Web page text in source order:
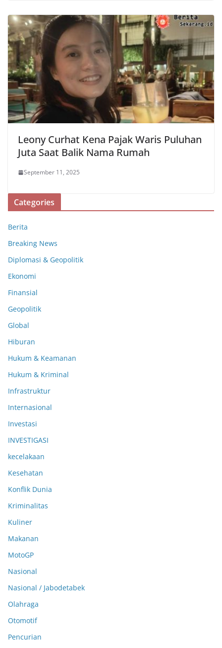
Leony Curhat Kena Pajak Waris Puluhan
Juta Saat Balik Nama Rumah
September 11, 2025
Categories
Berita
Breaking News
Diplomasi & Geopolitik
Ekonomi
Finansial
Geopolitik
Global
Hiburan
Hukum & Keamanan
Hukum & Kriminal
Infrastruktur
Internasional
Investasi
INVESTIGASI
kecelakaan
Kesehatan
Konflik Dunia
Kriminalitas
Kuliner
Makanan
MotoGP
Nasional
Nasional / Jabodetabek
Olahraga
Otomotif
Pencurian